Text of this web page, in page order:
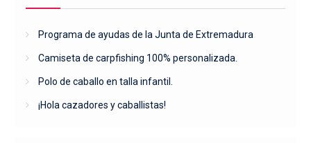
Programa de ayudas de la Junta de Extremadura
Camiseta de carpfishing 100% personalizada.
Polo de caballo en talla infantil.
¡Hola cazadores y caballistas!